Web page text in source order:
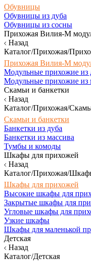
Обувницы
Обувницы из дуба
Обувницы из сосны
Прихожая Вилия-М
Назад
Каталог/Прихожая/
Прихожая Вилия-М
Модульные прихожие из
Модульные прихожие из
Скамьи и банкетки
Назад
Каталог/Прихожая/
Скамьи и банкетки
Банкетки из дуба
Банкетки из массива
Тумбы и комоды
Шкафы для прихожей
Назад
Каталог/Прихожая/
Шкафы для прихожей
Высокие шкафы для
Закрытые шкафы для
Угловые шкафы для
Узкие шкафы
Шкафы для маленькой
Детская
Назад
Каталог/Детская